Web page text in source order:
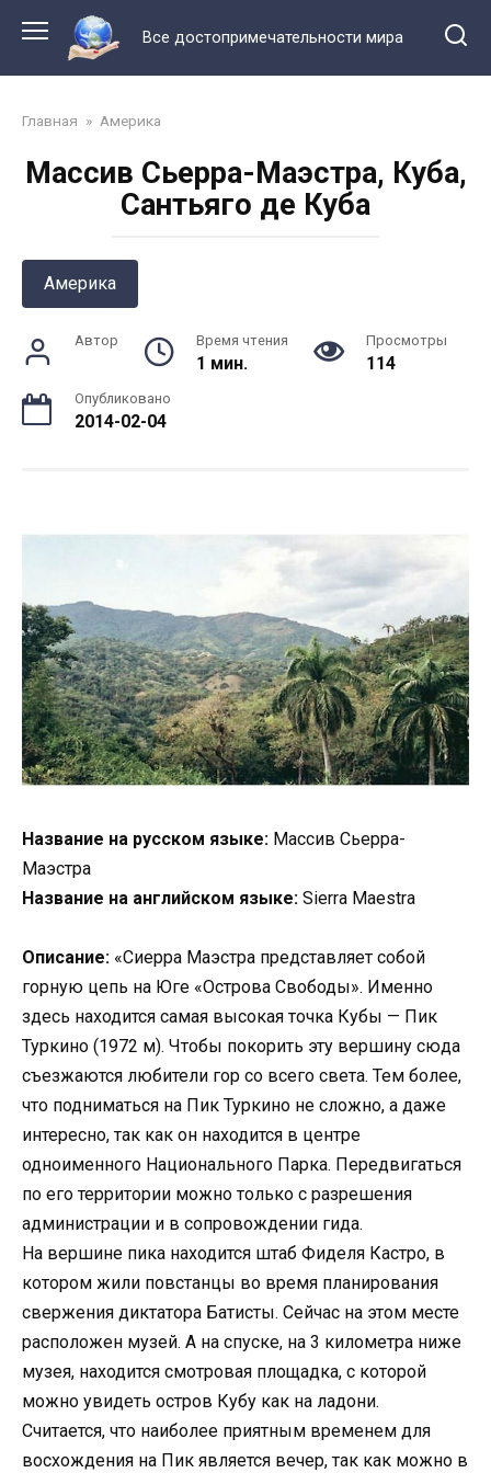
контенту
Все достопримечательности мира
Главная » Америка
Массив Сьерра-Маэстра, Куба,
Сантьяго де Куба
Америка
Автор Время чтения
1 мин.
Просмотры
114
Опубликовано
2014-02-04
Название на русском языке: Массив Сьерра-
Маэстра
Название на английском языке: Sierra Maestra
Описание: «Сиерра Маэстра представляет собой
горную цепь на Юге «Острова Свободы». Именно
здесь находится самая высокая точка Кубы — Пик
Туркино (1972 м). Чтобы покорить эту вершину сюда
съезжаются любители гор со всего света. Тем более,
что подниматься на Пик Туркино не сложно, а даже
интересно, так как он находится в центре
одноименного Национального Парка. Передвигаться
по его территории можно только с разрешения
администрации и в сопровождении гида.
На вершине пика находится штаб Фиделя Кастро, в
котором жили повстанцы во время планирования
свержения диктатора Батисты. Сейчас на этом месте
расположен музей. А на спуске, на 3 километра ниже
музея, находится смотровая площадка, с которой
можно увидеть остров Кубу как на ладони.
Считается, что наиболее приятным временем для
восхождения на Пик является вечер, так как можно в